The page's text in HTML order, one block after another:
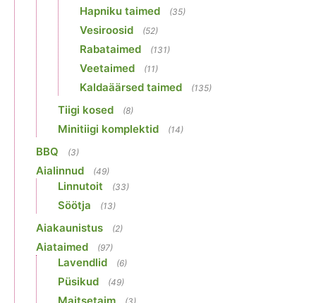
Hapniku taimed (35)
Vesiroosid (52)
Rabataimed (131)
Veetaimed (11)
Kaldaäärsed taimed (135)
Tiigi kosed (8)
Minitiigi komplektid (14)
BBQ (3)
Aialinnud (49)
Linnutoit (33)
Söötja (13)
Aiakaunistus (2)
Aiataimed (97)
Lavendlid (6)
Püsikud (49)